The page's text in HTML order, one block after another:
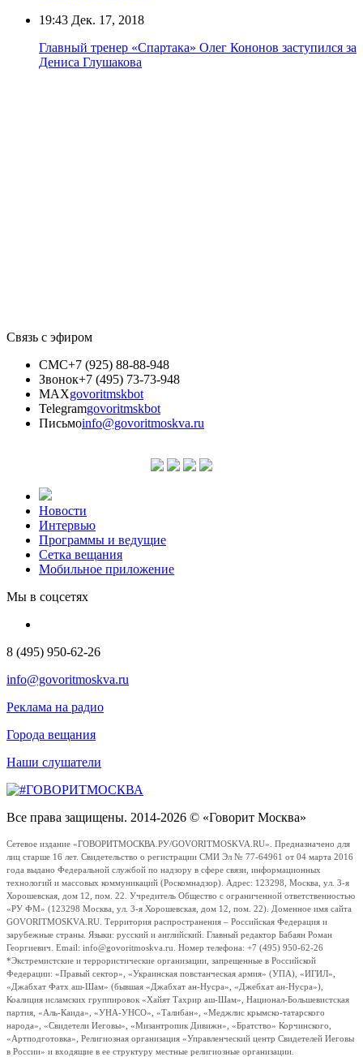
19:43 Дек. 17, 2018
Главный тренер «Спартака» Олег Кононов заступился за
Дениса Глушакова
Связь с эфиром
СМС+7 (925) 88-88-948
Звонок+7 (495) 73-73-948
MAXgovoritmskbot
Telegramgovoritmskbot
Письмоinfo@govoritmoskva.ru
Новости
Интервью
Программы и ведущие
Сетка вещания
Мобильное приложение
Мы в соцсетях
8 (495) 950-62-26
info@govoritmoskva.ru
Реклама на радио
Города вещания
Наши слушатели
Все права защищены. 2014-2026 © «Говорит Москва»
Сетевое издание «ГОВОРИТМОСКВА.РУ/GOVORITMOSKVA.RU». Предназначено для
лиц старше 16 лет. Свидетельство о регистрации СМИ Эл № 77-64961 от 04 марта 2016
года выдано Федеральной службой по надзору в сфере связи, информационных
технологий и массовых коммуникаций (Роскомнадзор). Адрес: 123298, Москва, ул. 3-я
Хорошевская, дом 12, пом. 22. Учредитель Общество с ограниченной ответственностью
«РУ ФМ» (123298 Москва, ул. 3-я Хорошевская, дом 12, пом. 22). Доменное имя сайта
GOVORITMOSKVA.RU. Территория распространения – Российская Федерация и
зарубежные страны. Языки: русский и английский. Главный редактор Бабаян Роман
Георгиевич. Email: info@govoritmoskva.ru. Номер телефона: +7 (495) 950-62-26
*Экстремистские и террористические организации, запрещенные в Российской
Федерации: «Правый сектор», «Украинская повстанческая армия» (УПА), «ИГИЛ»,
«Джабхат Фатх аш-Шам» (бывшая «Джабхат ан-Нусра», «Джебхат ан-Нусра»),
Коалиция исламских группировок «Хайят Тахрир аш-Шам», Национал-Большевистская
партия, «Аль-Каида», «УНА-УНСО», «Талибан», «Меджлис крымско-татарского
народа», «Свидетели Иеговы», «Мизантропик Дивижн», «Братство» Корчинского,
«Артподготовка», Религиозная организация «Управленческий центр Свидетелей Иеговы
в России» и входящие в ее структуру местные религиозные организации.